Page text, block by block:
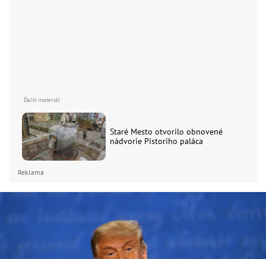
Staré Mesto otvorilo obnovené
nádvorie Pistoriho paláca
Reklama